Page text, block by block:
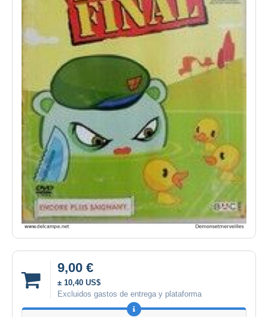
9,00 €
± 10,40 US$
Excluidos gastos de entrega y plataforma